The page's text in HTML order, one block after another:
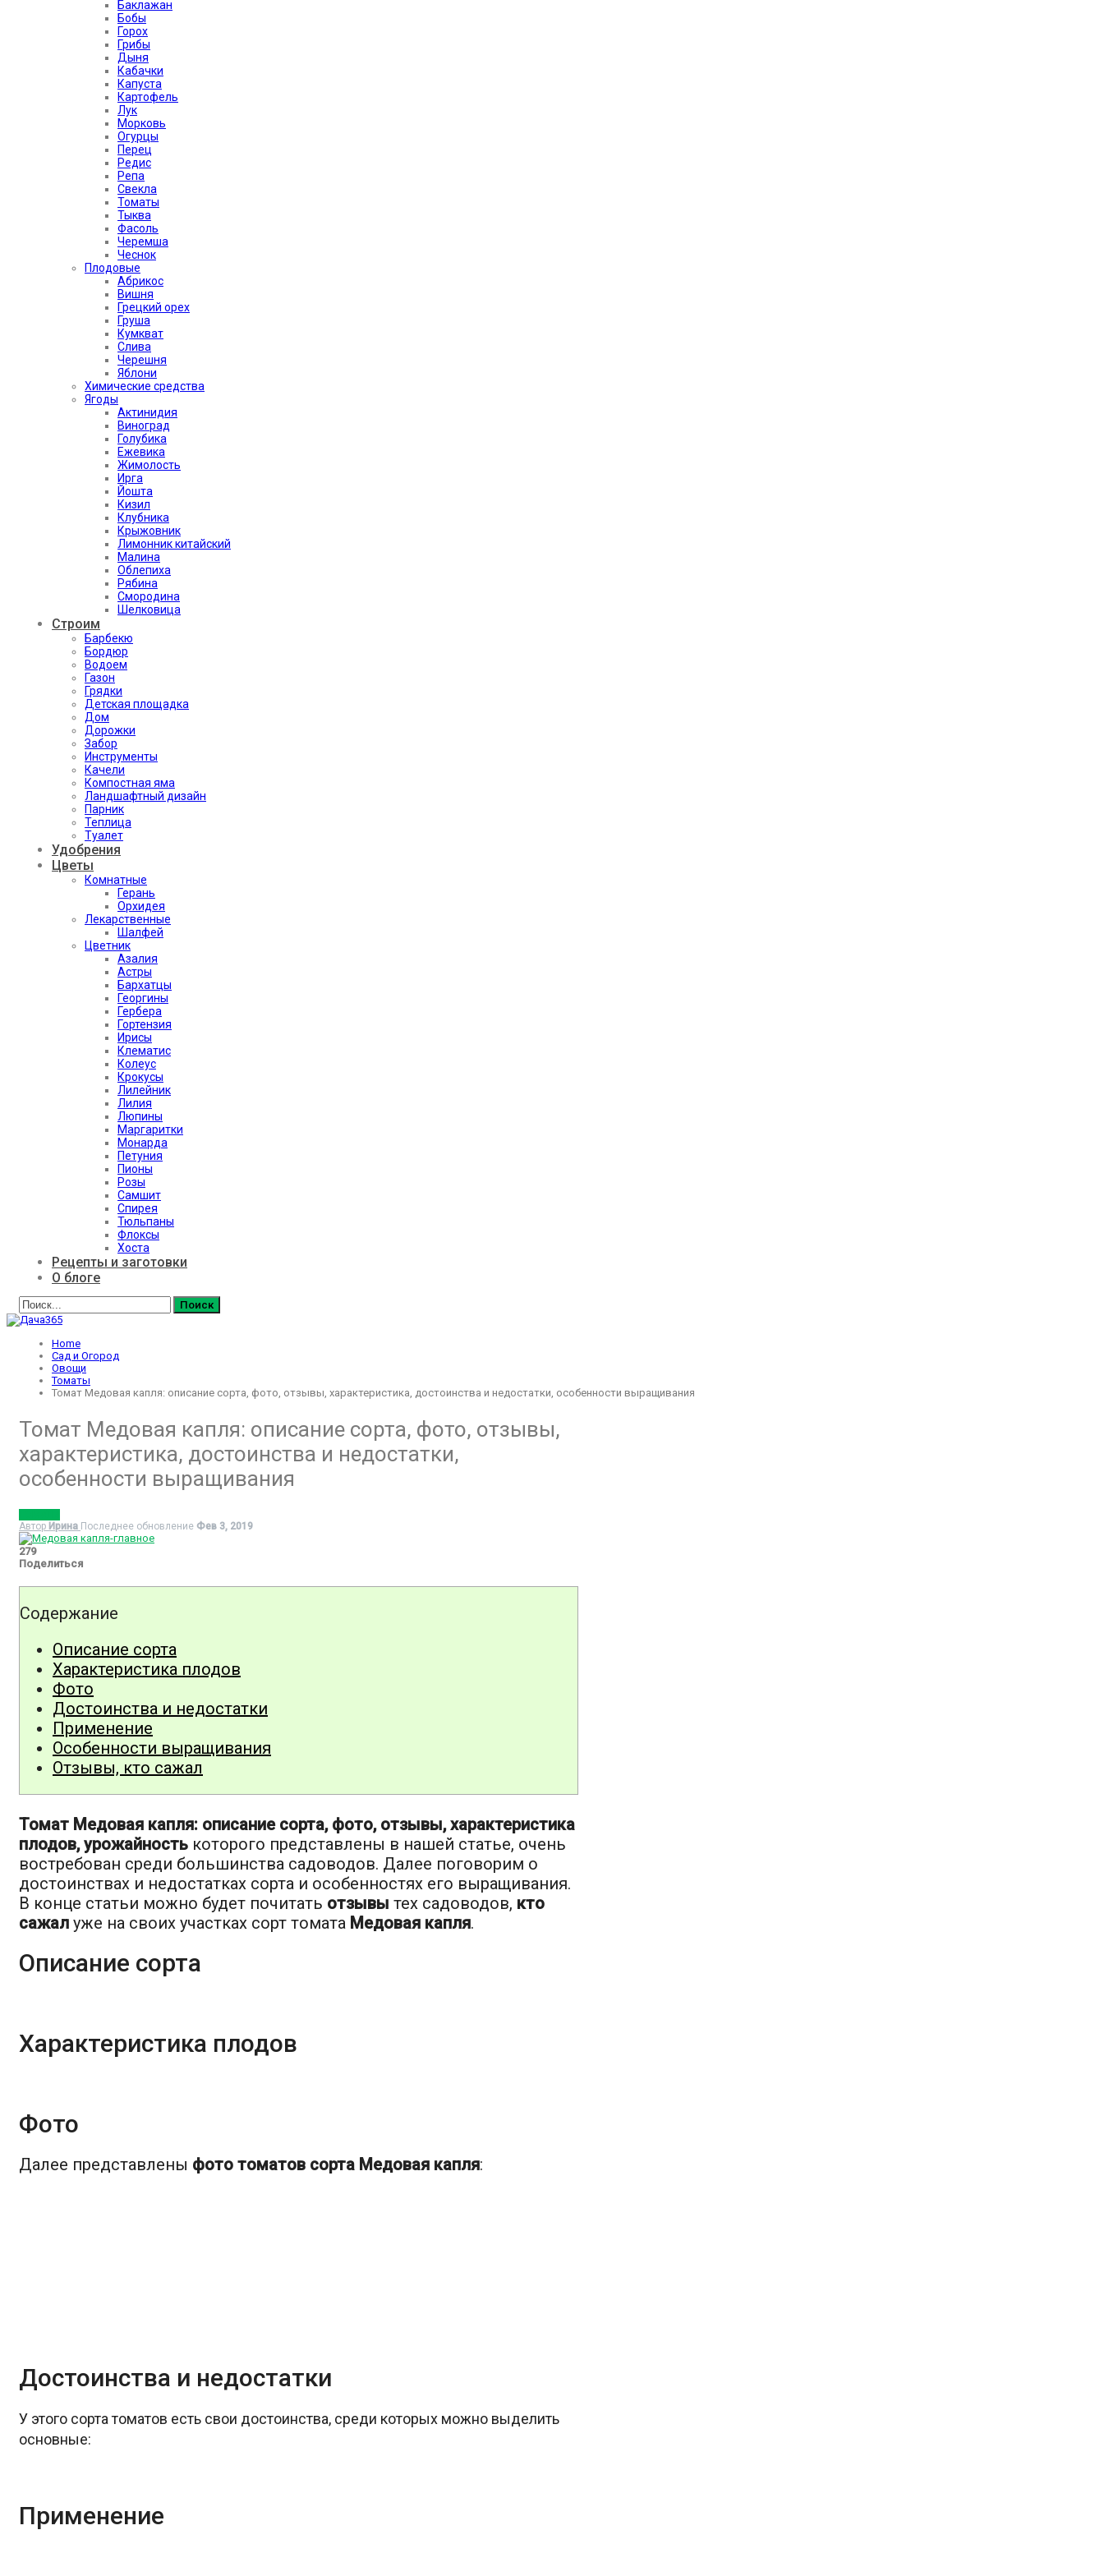
Баклажан
Бобы
Горох
Грибы
Дыня
Кабачки
Капуста
Картофель
Лук
Морковь
Огурцы
Перец
Редис
Репа
Свекла
Томаты
Тыква
Фасоль
Черемша
Чеснок
Плодовые
Абрикос
Вишня
Грецкий орех
Груша
Кумкват
Слива
Черешня
Яблони
Химические средства
Ягоды
Актинидия
Виноград
Голубика
Ежевика
Жимолость
Ирга
Йошта
Кизил
Клубника
Крыжовник
Лимонник китайский
Малина
Облепиха
Рябина
Смородина
Шелковица
Строим
Барбекю
Бордюр
Водоем
Газон
Грядки
Детская площадка
Дом
Дорожки
Забор
Инструменты
Качели
Компостная яма
Ландшафтный дизайн
Парник
Теплица
Туалет
Удобрения
Цветы
Комнатные
Герань
Орхидея
Лекарственные
Шалфей
Цветник
Азалия
Астры
Бархатцы
Георгины
Гербера
Гортензия
Ирисы
Клематис
Колеус
Крокусы
Лилейник
Лилия
Люпины
Маргаритки
Монарда
Петуния
Пионы
Розы
Самшит
Спирея
Тюльпаны
Флоксы
Хоста
Рецепты и заготовки
О блоге
Home
Сад и Огород
Овощи
Томаты
Томат Медовая капля: описание сорта, фото, отзывы, характеристика, достоинства и недостатки, особенности выращивания
Томат Медовая капля: описание сорта, фото, отзывы,
характеристика, достоинства и недостатки,
особенности выращивания
Автор Ирина Последнее обновление Фев 3, 2019
279
Поделиться
Содержание
Описание сорта
Характеристика плодов
Фото
Достоинства и недостатки
Применение
Особенности выращивания
Отзывы, кто сажал
Томат Медовая капля: описание сорта, фото, отзывы, характеристика
плодов, урожайность которого представлены в нашей статье, очень
востребован среди большинства садоводов. Далее поговорим о
достоинствах и недостатках сорта и особенностях его выращивания.
В конце статьи можно будет почитать отзывы тех садоводов, кто
сажал уже на своих участках сорт томата Медовая капля.
Описание сорта
Характеристика плодов
Фото
Далее представлены фото томатов сорта Медовая капля:
Достоинства и недостатки
У этого сорта томатов есть свои достоинства, среди которых можно выделить
основные:
Применение